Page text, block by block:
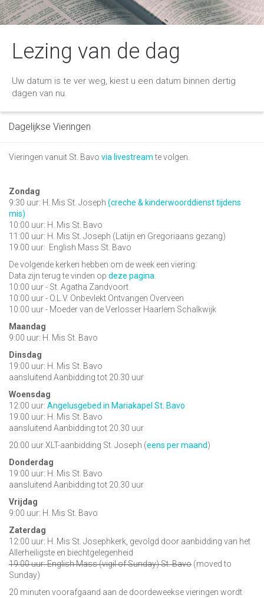
Lezing van de dag
Uw datum is te ver weg, kiest u een datum binnen dertig
dagen van nu.
Dagelijkse Vieringen
Vieringen vanuit St. Bavo via livestreamte volgen.
Zondag
9:30 uur: H. Mis St. Joseph (creche & kinderwoorddienst tijdens
mis)
10:00 uur: H. Mis St. Bavo
11:00 uur: H. Mis St. Joseph (Latijn en Gregoriaans gezang)
19:00 uur: English Mass St. Bavo
De volgende kerken hebben om de week een viering:
Data zijn terug te vinden op deze pagina
10:00 uur - St. Agatha Zandvoort
10:00 uur - O.L.V. Onbevlekt Ontvangen Overveen
10:00 uur - Moeder van de Verlosser Haarlem Schalkwijk
Maandag
9:00 uur: H. Mis St. Bavo
Dinsdag
19:00 uur: H. Mis St. Bavo
aansluitend Aanbidding tot 20.30 uur
Woensdag
12:00 uur: Angelusgebed in Mariakapel St. Bavo
19.00 uur: H. Mis St. Bavo
aansluitend Aanbidding tot 20.30 uur
20:00 uur XLT-aanbidding St. Joseph (eens per maand)
Donderdag
19:00 uur: H. Mis St. Bavo
aansluitend Aanbidding tot 20.30 uur
Vrijdag
9:00 uur: H. Mis St. Bavo
Zaterdag
12:00 uur: H. Mis St. Josephkerk, gevolgd door aanbidding van het
Allerheiligste en biechtgelegenheid
19:00 uur: English Mass (vigil of Sunday) St. Bavo (moved to
Sunday)
20 minuten voorafgaand aan de doordeweekse vieringen wordt